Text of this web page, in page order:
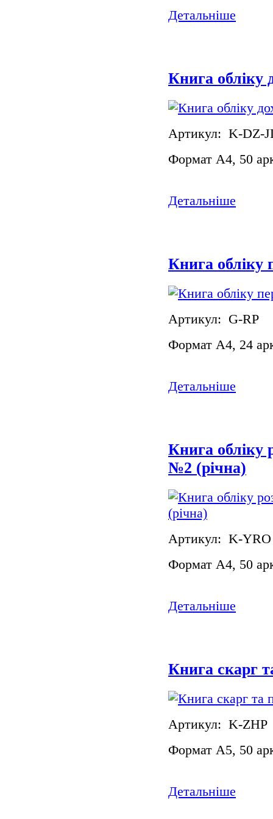
Детальніше
Книга обліку
Артикул: K-DZ-
Формат А4, 50
Детальніше
Книга обліку
Артикул: G-RP
Формат А4, 24
Детальніше
Книга обліку
№2 (річна)
Артикул: K-YRO
Формат А4, 50
Детальніше
Книга скарг
Артикул: K-ZHP
Формат А5, 50
Детальніше